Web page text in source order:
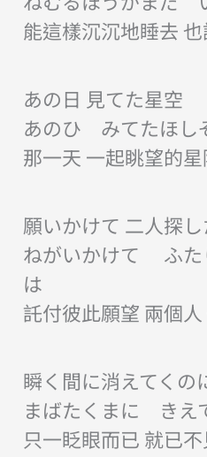
能這樣沉沉地睡去
あの日 見てた星空
あのひ みてたほし
那一天 一起眺望的
願いかけて 二人探
ねがいかけて ふた
は
託付彼此願望 兩個
瞬く間に消えてくの
まばたくまに きえ
只一眨眼而已 就已